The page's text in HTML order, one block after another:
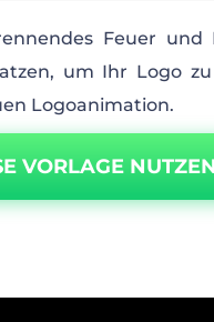
Feuer und
um Ihr Logo
Logoanimation.
VORLAGE NUTZEN